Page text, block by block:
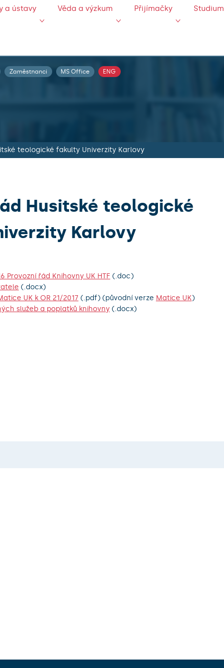
a ústavy Věda a výzkum Přijímačky Studium
Zaměstnanci MS Office ENG
teologické fakulty Univerzity Karlovy
Husitské teologické
Karlovy
Provozní řád Knihovny UK HTF (.doc)
(.docx)
UK k OR 21/2017 (.pdf) (původní verze Matice UK)
služeb a poplatků knihovny(.docx)